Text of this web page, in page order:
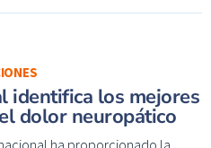
identifica los mejores
dolor neuropático